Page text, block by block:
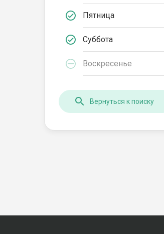
Пятница
Суббота
Воскресенье
Вернуться к поиску